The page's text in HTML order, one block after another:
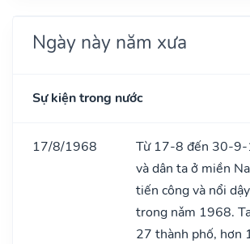
Ngày này năm xưa
Sự kiện trong nước
17/8/1968
Từ 17-8 đến 30-9-
và dân ta ở miền
tiến công và nổi
trong nǎm 1968.
27 thành phố, hơn